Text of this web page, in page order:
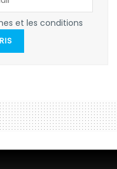
et les conditions